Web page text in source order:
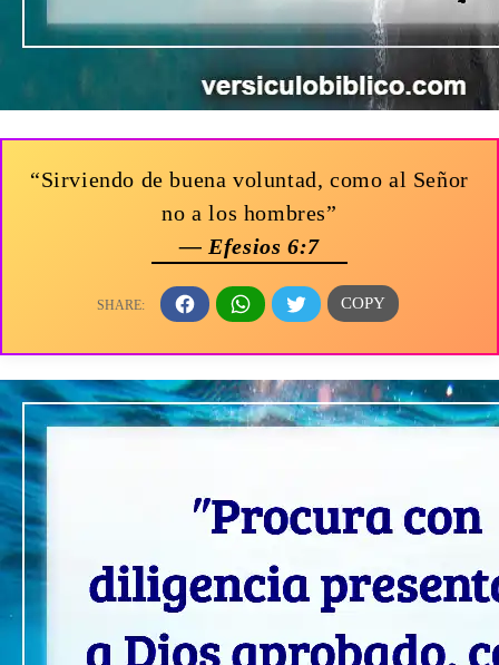
“Sirviendo de buena voluntad, como al Señor
no a los hombres”
— Efesios 6:7